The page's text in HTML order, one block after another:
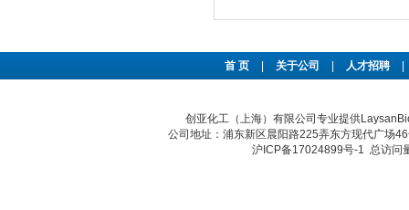
首 页 关于公司 人才招聘
创亚化工（上海）有限公司专业提供
公司地址：浦东新区晨阳路225弄东方现代广场
沪ICP备17024899号-1 总访问